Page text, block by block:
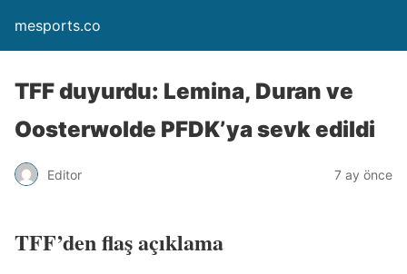
mesports.co
TFF duyurdu: Lemina, Duran ve
Oosterwolde PFDK’ya sevk edildi
Editor 7 ay önce
TFF’den flaş açıklama